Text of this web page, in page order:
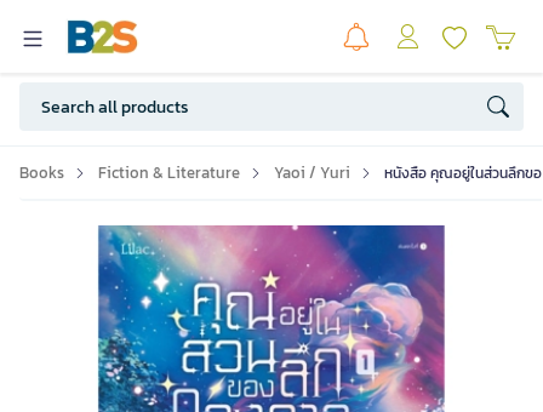
Books Fiction & Literature Yaoi / Yuri หนังสือ คุณอยู่ในส่วนลึกขอ